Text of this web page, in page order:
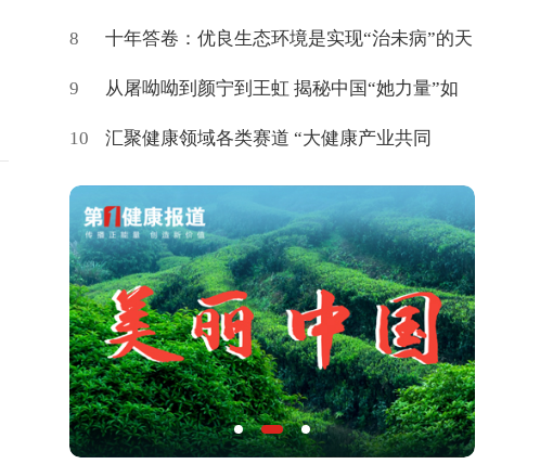
快建设健康中国》
8 十年答卷：优良生态环境是实现“治未病”的天
然载体
9 从屠呦呦到颜宁到王虹 揭秘中国“她力量”如
何登顶世界
10 汇聚健康领域各类赛道 “大健康产业共同
体”百度词条上新了